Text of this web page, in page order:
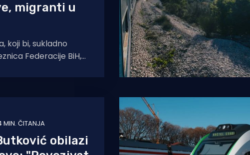
migranti u
koji bi, sukladno
Federacije BiH,
kraja rujna, krenuo
MIN. ČITANJA
obilazi